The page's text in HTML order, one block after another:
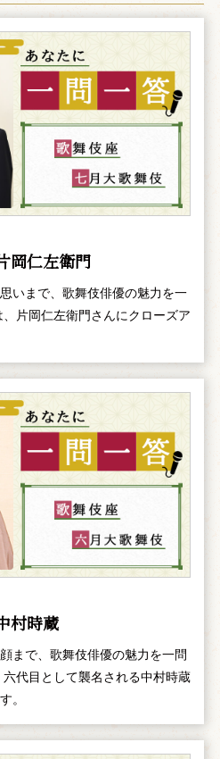
岡仁左衛門
いまで、歌舞伎俳優の魅力を一
片岡仁左衛門さんにクローズア
村時蔵
まで、歌舞伎俳優の魅力を一問
代目として襲名される中村時蔵
。